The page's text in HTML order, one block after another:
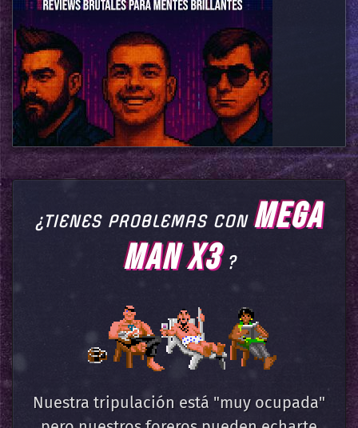
¿TIENES PROBLEMAS CONMEGA
MAN X3?
Nuestra tripulación está "muy ocupada"